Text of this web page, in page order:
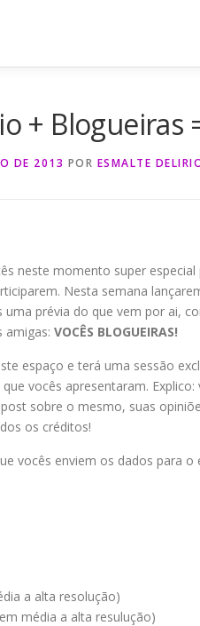
+
DE 2013 POR ESMALTE
neste momento super
Nesta semana
prévia do que vem por ai,
amigas: VOCÊS BLOGUEIRAS!
espaço e terá uma sessão
vocês apresentaram.
sobre o mesmo, suas
os créditos!
vocês enviem os dados para o
a alta resolução)
média a alta resulução)